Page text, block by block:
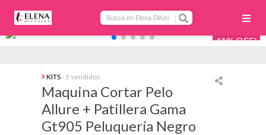
41% OFF!
KITS- 5 vendidos.
Maquina Cortar Pelo
Allure + Patillera Gama
Gt905 Peluquería Negro